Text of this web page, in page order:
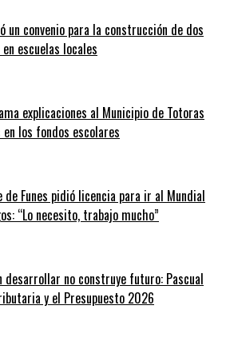
un convenio para la construcción de dos
escuelas locales
explicaciones al Municipio de Totoras
los fondos escolares
de Funes pidió licencia para ir al Mundial
“Lo necesito, trabajo mucho”
desarrollar no construye futuro: Pascual
y el Presupuesto 2026